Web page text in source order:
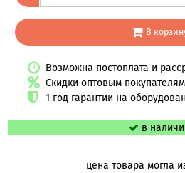
В
Возможна постоплата и
Скидки оптовым покупателям
1 год гарантии на
в
цена товара могла